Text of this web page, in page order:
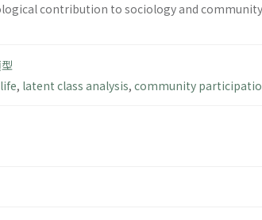
contribution to sociology and
, latent class analysis, community